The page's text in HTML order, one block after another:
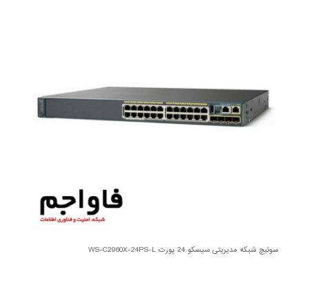
سوئیچ شبکه مدیریتی سیسکو 24 پورت WS-C2960X-24PS-L